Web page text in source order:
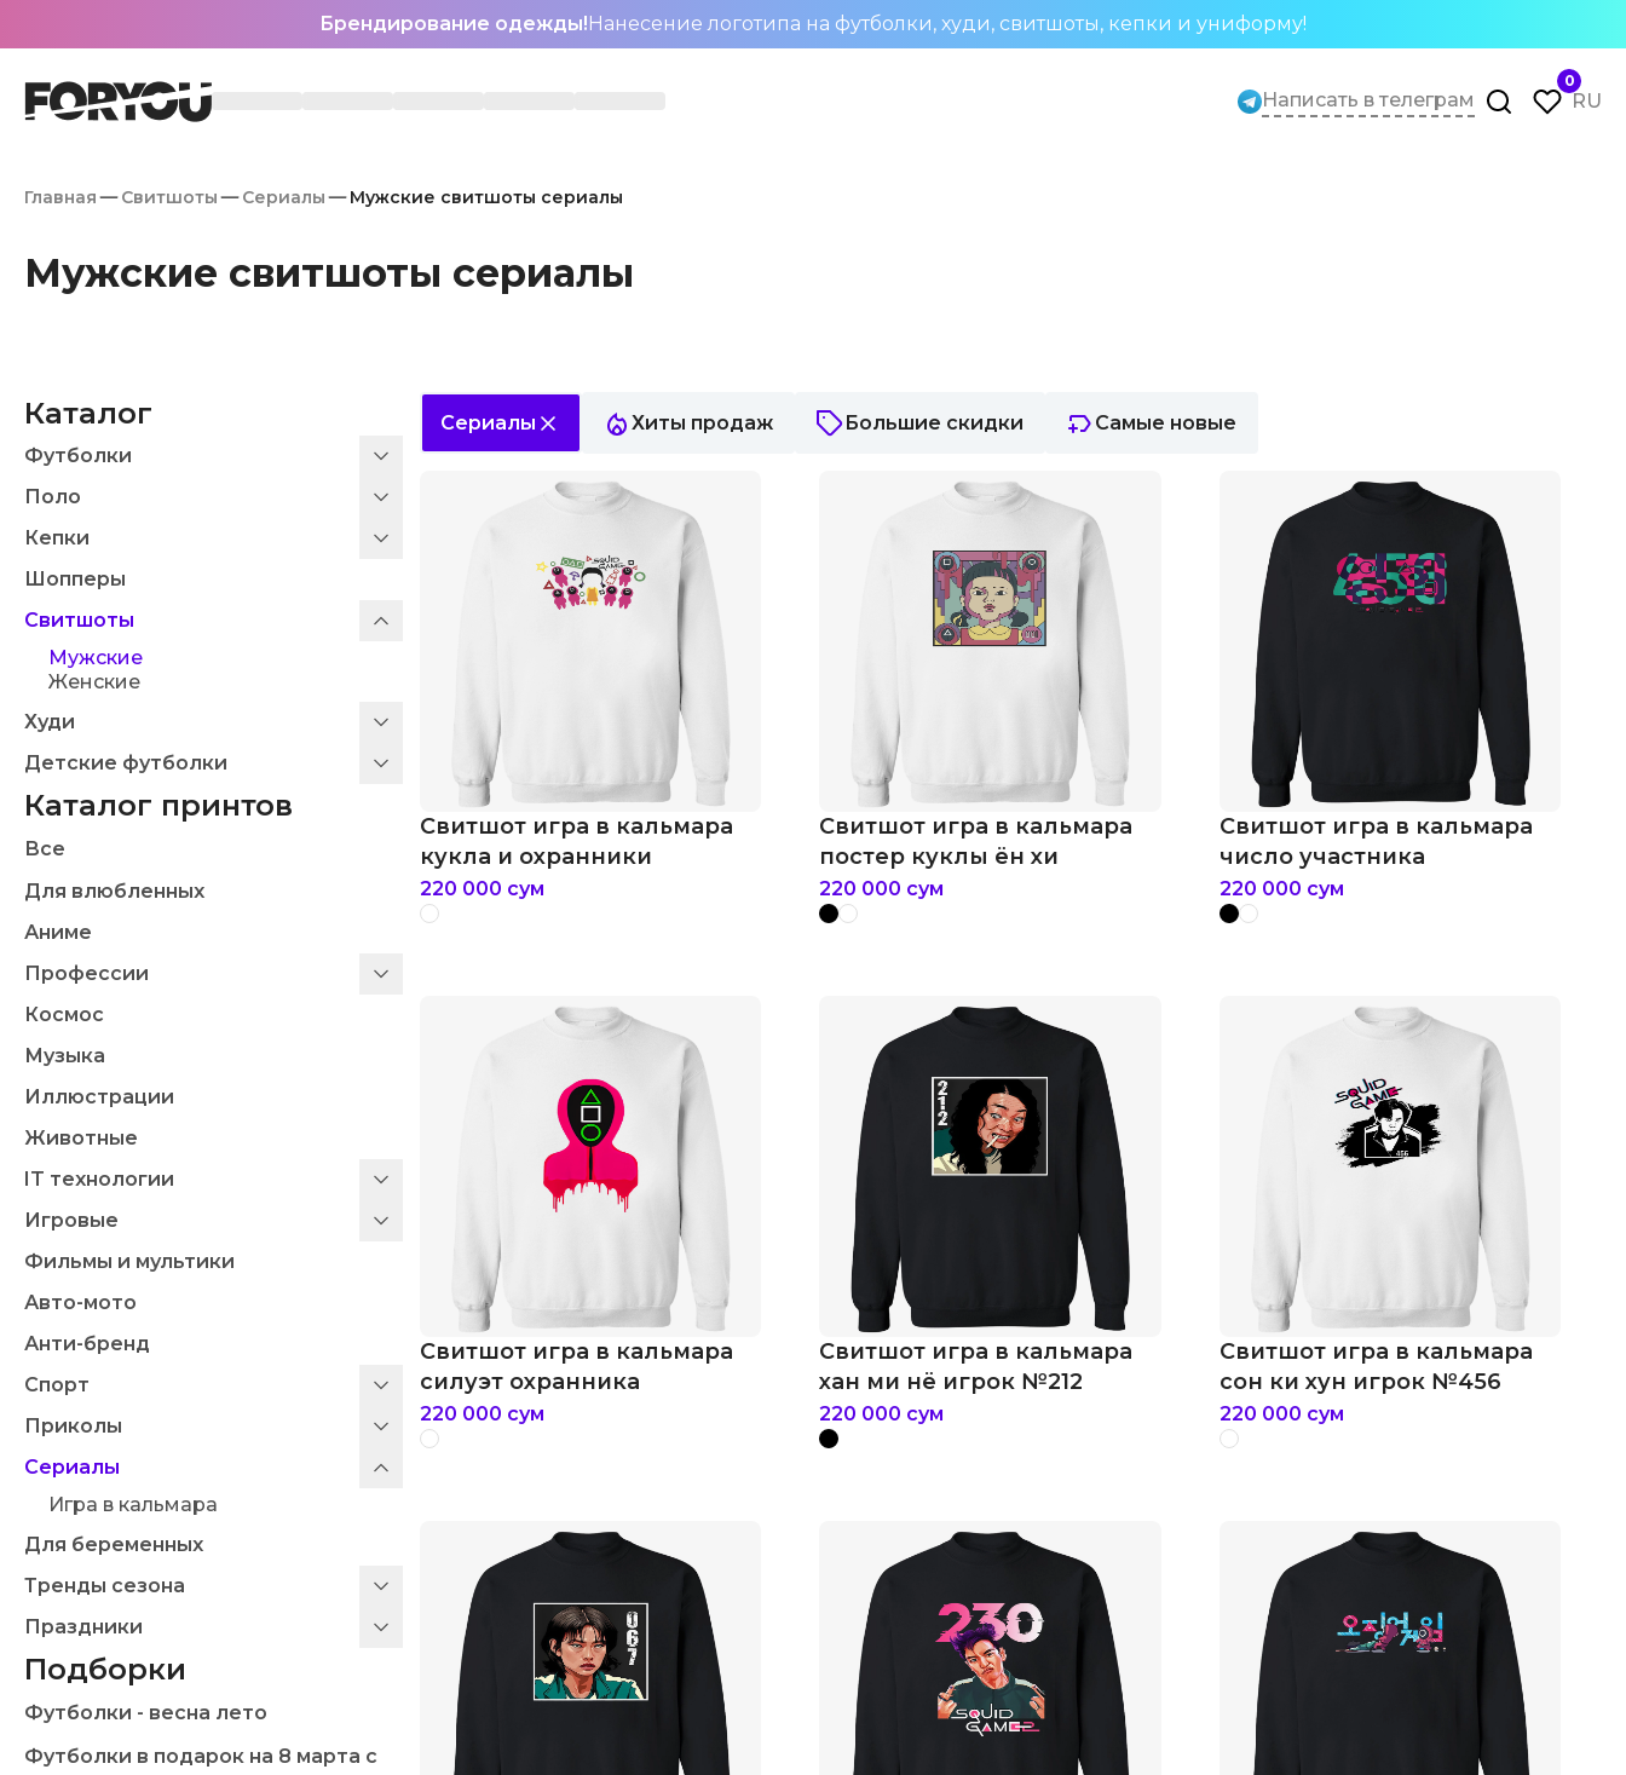
Брендирование одежды!Нанесение логотипа на футболки, худи, свитшоты, кепки и униформу!
Написать в телеграм
0
RU
Главная Свитшоты Сериалы Мужские свитшоты сериалы
Мужские свитшоты сериалы
Каталог
Футболки
Поло
Кепки
Шопперы
Свитшоты
Мужские
Женские
Худи
Детские футболки
Каталог принтов
Все
Для влюбленных
Аниме
Профессии
Космос
Музыка
Иллюстрации
Животные
IT технологии
Игровые
Фильмы и мультики
Авто-мото
Анти-бренд
Спорт
Приколы
Сериалы
Игра в кальмара
Для беременных
Тренды сезона
Праздники
Подборки
Футболки - весна лето
Футболки в подарок на 8 марта с
Сериалы Хиты продаж Большие скидки Самые новые
Свитшот игра в кальмара
кукла и охранники
220 000 сум
Свитшот игра в кальмара
постер куклы ён хи
220 000 сум
Свитшот игра в кальмара
число участника
220 000 сум
Свитшот игра в кальмара
силуэт охранника
220 000 сум
Свитшот игра в кальмара
хан ми нё игрок №212
220 000 сум
Свитшот игра в кальмара
сон ки хун игрок №456
220 000 сум